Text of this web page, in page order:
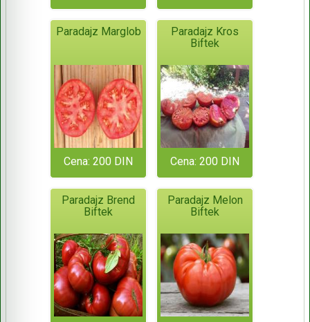
Paradajz Marglob
Cena: 200 DIN
Paradajz Kros
Biftek
Cena: 200 DIN
Paradajz Brend
Biftek
Paradajz Melon
Biftek